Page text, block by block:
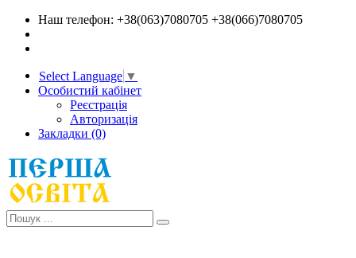
Наш телефон: +38(063)7080705 +38(066)7080705
Select Language ▼
Особистий кабінет
Реєстрація
Авторизація
Закладки (0)